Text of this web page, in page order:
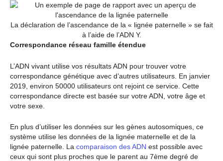
La déclaration de l’ascendance de la « lignée paternelle » se fait
à l’aide de l’ADN Y.
Correspondance réseau famille étendue
L’ADN vivant utilise vos résultats ADN pour trouver votre
correspondance génétique avec d’autres utilisateurs. En janvier
2019, environ 50000 utilisateurs ont rejoint ce service. Cette
correspondance directe est basée sur votre ADN, votre âge et
votre sexe.
En plus d’utiliser les données sur les gènes autosomiques, ce
système utilise les données de la lignée maternelle et de la
lignée paternelle. La comparaison des ADN est possible avec
ceux qui sont plus proches que le parent au 7ème degré de